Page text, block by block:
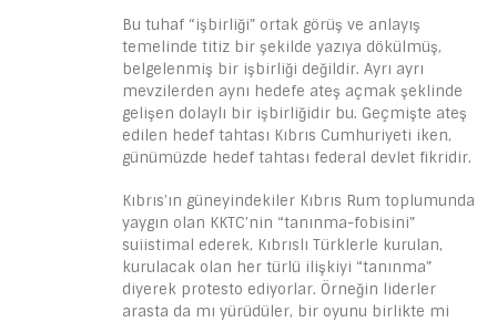
Bu tuhaf “işbirliği” ortak görüş ve anlayış
temelinde titiz bir şekilde yazıya dökülmüş,
belgelenmiş bir işbirliği değildir. Ayrı ayrı
mevzilerden aynı hedefe ateş açmak şeklinde
gelişen dolaylı bir işbirliğidir bu. Geçmişte ateş
edilen hedef tahtası Kıbrıs Cumhuriyeti iken,
günümüzde hedef tahtası federal devlet fikridir.
Kıbrıs’ın güneyindekiler Kıbrıs Rum toplumunda
yaygın olan KKTC’nin “tanınma-fobisini”
suiistimal ederek, Kıbrıslı Türklerle kurulan,
kurulacak olan her türlü ilişkiyi “tanınma”
diyerek protesto ediyorlar. Örneğin liderler
arasta da mı yürüdüler, bir oyunu birlikte mi